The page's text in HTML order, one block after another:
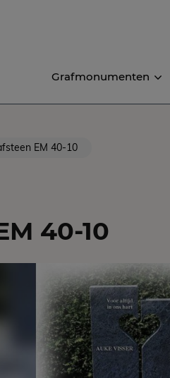
Grafmonumenten
EM 40-10
40-10